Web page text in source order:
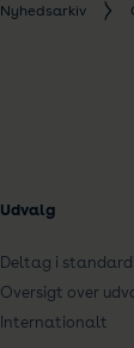
Nyhedsarkiv
Udvalg
Deltag i
Oversigt over
Internationalt